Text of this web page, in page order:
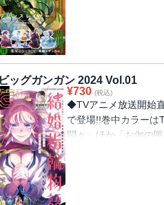
役所第六感部助霊課
りをしていたら、い
～」原作：榛名丼・
2160」原作：蝸牛く
根光太郎 キャラクタ
マンダロリアン」監
ィズニー・カンパニ
リンスレイヤー」原
ブ刊） 作画：黒瀬浩
リンスレイヤー：デ
文庫/SBクリエイテ
原案：神奈月昇／「
クリエイティブ刊)
ッグガンガン 2024 Vol.01
¥730 (税込)
◆TVアニメ放送開始
で登場!!巻中カラーは
悶々」ほか「お伽の
「怜-Toki-」「千剣